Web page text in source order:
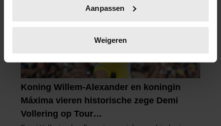
scannen op specifieke eigenschappen (fingerprinting)
verwerkt en stel uw voorkeuren in het
intrekken in de Cookieverklaring.
We gebruiken cookies om content en advertenties te
personaliseren, om functies voor social media te bieden
en om ons websiteverkeer te analyseren. Ook delen we
informatie over uw gebruik van onze site met onze
Aanpassen
Weigeren